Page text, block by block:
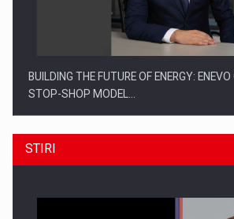
BUILDING THE FUTURE OF ENERGY: ENEVO
STOP-SHOP MODEL…
STIRI